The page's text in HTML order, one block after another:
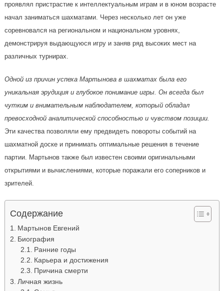
проявлял пристрастие к интеллектуальным играм и в юном возрасте
начал заниматься шахматами. Через несколько лет он уже
соревновался на региональном и национальном уровнях,
демонстрируя выдающуюся игру и заняв ряд высоких мест на
различных турнирах.
Одной из причин успеха Мартынова в шахматах была его
уникальная эрудиция и глубокое понимание игры. Он всегда был
чутким и внимательным наблюдателем, который обладал
превосходной аналитической способностью и чувством позиции.
Эти качества позволяли ему предвидеть повороты событий на
шахматной доске и принимать оптимальные решения в течение
партии. Мартынов также был известен своими оригинальными
открытиями и вычислениями, которые поражали его соперников и
зрителей.
Содержание
Мартынов Евгений
Биография
Ранние годы
Карьера и достижения
Причина смерти
Личная жизнь